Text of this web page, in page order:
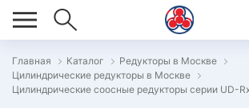
Главная Каталог
Редукторы в Москве
Цилиндрические редукторы в Москве
Цилиндрические соосные редукторы серии UD-